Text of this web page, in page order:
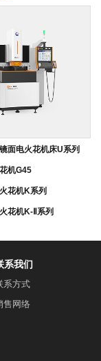
面电火花机床U系列
机G45
花机K系列
花机K-Ⅱ系列
系我们
系方式
售网络